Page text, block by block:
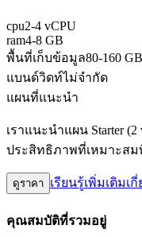
cpu2-4 vCPU
ram4-8 GB
พื้นที่เก็บข้อมูล80-160
แบนด์วิดท์ไม่จำกัด
แผนที่แนะนำ
เราแนะนำแผน Starter
ประสิทธิภาพที่เหมาะส
ดูราคา เรียนรู้เพิ่มเติมเ
คุณสมบัติที่รวมอยู่